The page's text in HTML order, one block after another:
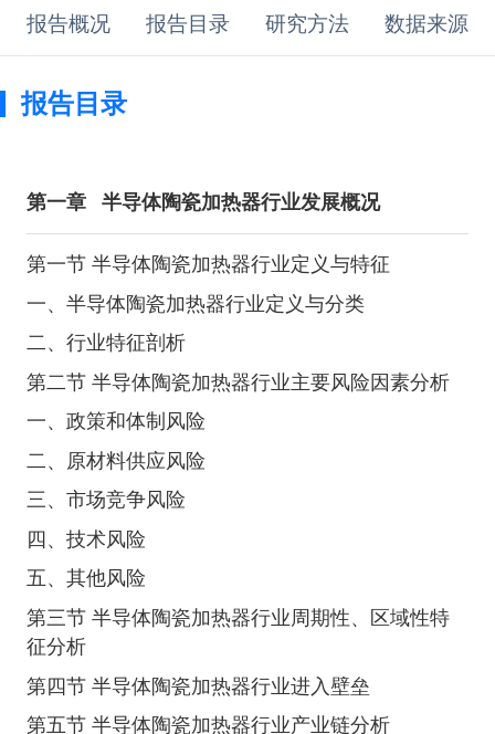
报告概况 报告目录 研究方法 数据来源
报告目录
第一章 半导体陶瓷加热器行业发展概况
第一节 半导体陶瓷加热器行业定义与特征
一、半导体陶瓷加热器行业定义与分类
二、行业特征剖析
第二节 半导体陶瓷加热器行业主要风险因素分析
一、政策和体制风险
二、原材料供应风险
三、市场竞争风险
四、技术风险
五、其他风险
第三节 半导体陶瓷加热器行业周期性、区域性特
征分析
第四节 半导体陶瓷加热器行业进入壁垒
第五节 半导体陶瓷加热器行业产业链分析